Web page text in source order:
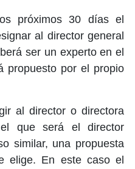
próximos 30 días el
al director general
ser un experto en el
propuesto por el propio
al director o directora
el que será el director
similar, una propuesta
elige. En este caso el